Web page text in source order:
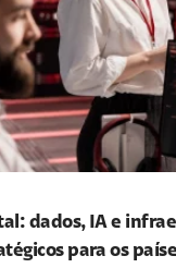
dados, IA e
para os